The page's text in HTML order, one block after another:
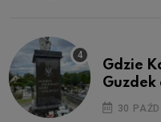
Gdzie
30